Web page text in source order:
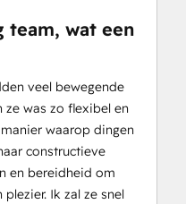
team, wat een
veel bewegende
ze was zo flexibel en
waarop dingen
constructieve
en bereidheid om
Ik zal ze snel